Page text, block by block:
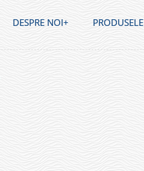
DESPRE NOI PRODUSELE